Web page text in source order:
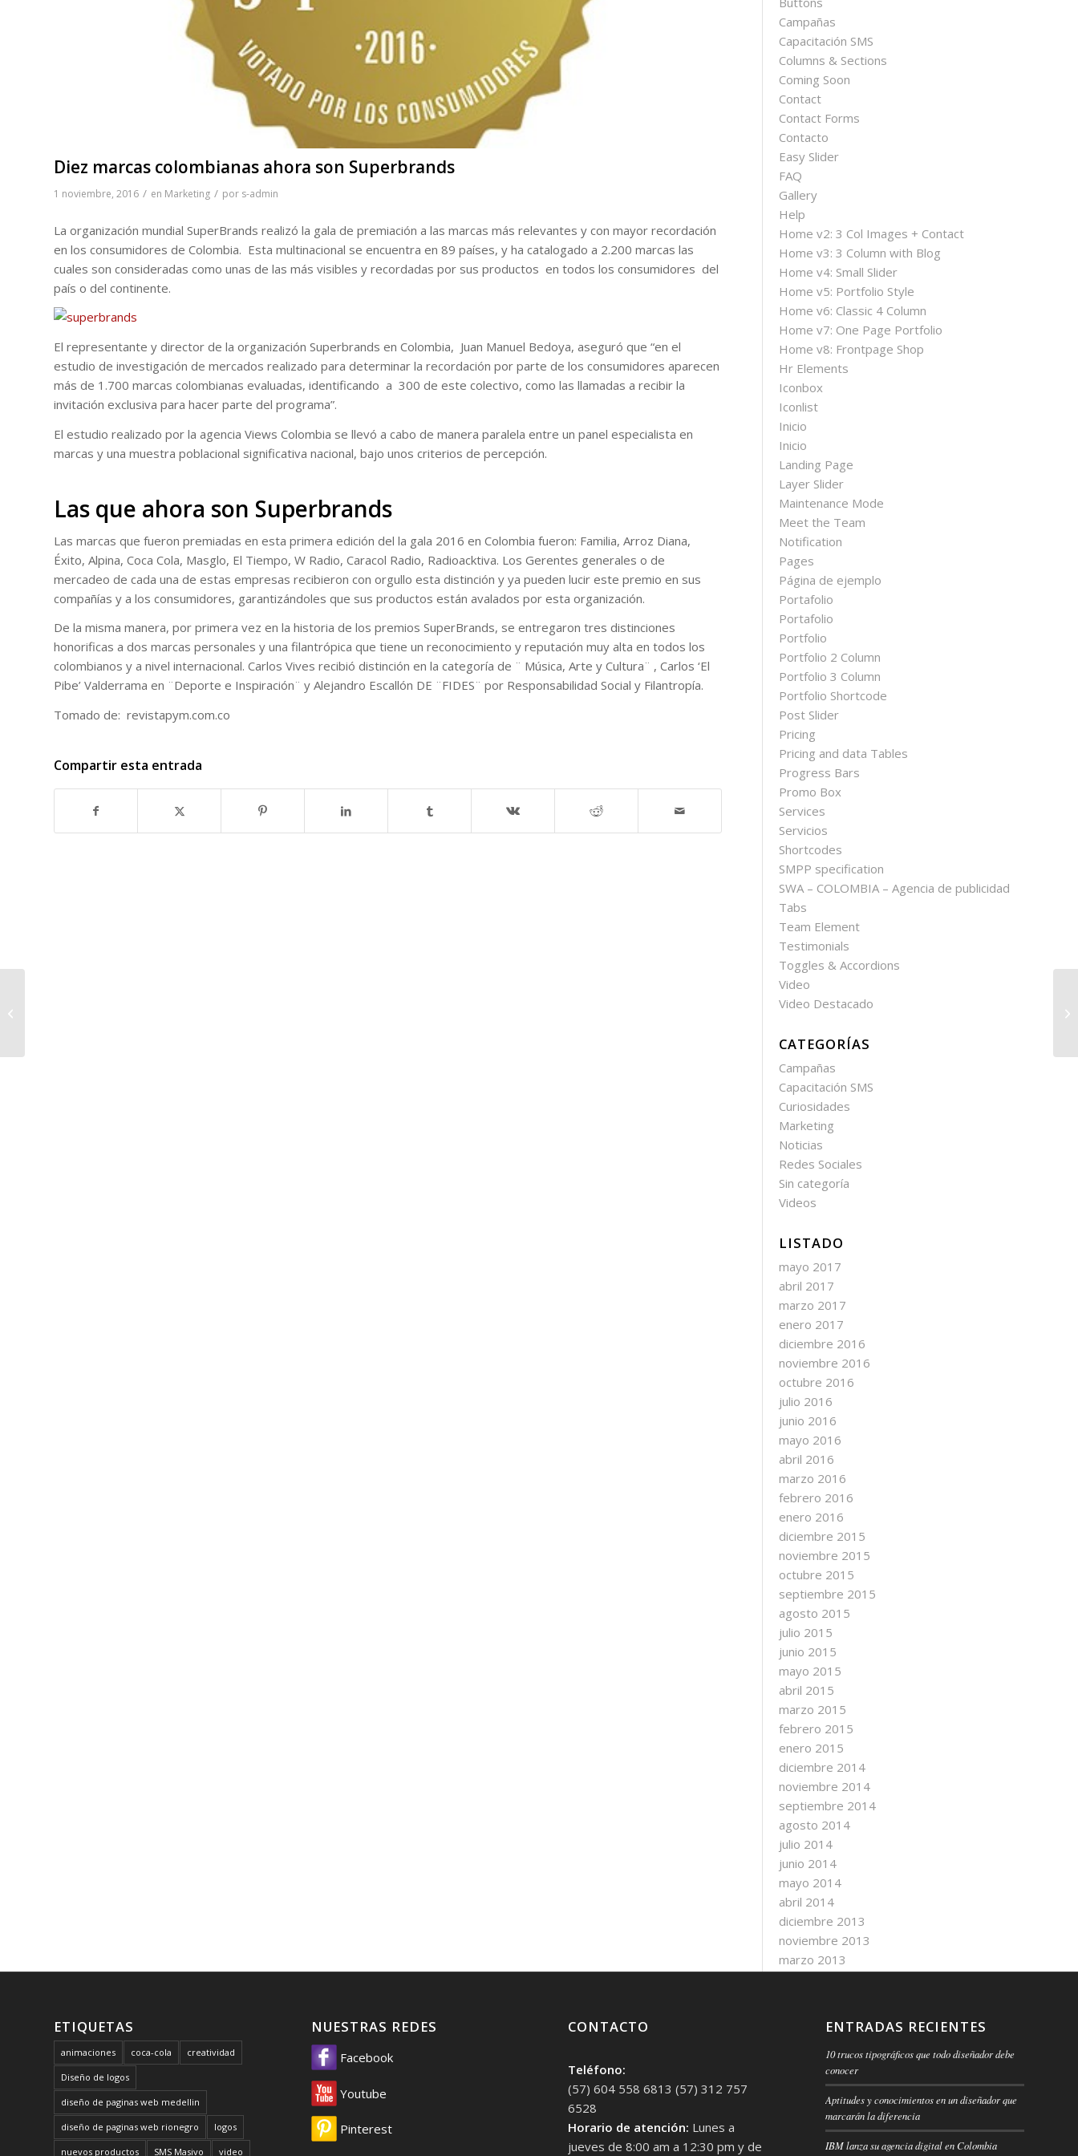
Diez marcas colombianas ahora son Superbrands
1 noviembre, 2016 / en Marketing / por s-admin
La organización mundial SuperBrands realizó la gala de premiación a las marcas más relevantes y con mayor recordación
en los consumidores de Colombia. Esta multinacional se encuentra en 89 países, y ha catalogado a 2.200 marcas las
cuales son consideradas como unas de las más visibles y recordadas por sus productos en todos los consumidores del
país o del continente.
El representante y director de la organización Superbrands en Colombia, Juan Manuel Bedoya, aseguró que “en el
estudio de investigación de mercados realizado para determinar la recordación por parte de los consumidores aparecen
más de 1.700 marcas colombianas evaluadas, identificando a 300 de este colectivo, como las llamadas a recibir la
invitación exclusiva para hacer parte del programa”.
El estudio realizado por la agencia Views Colombia se llevó a cabo de manera paralela entre un panel especialista en
marcas y una muestra poblacional significativa nacional, bajo unos criterios de percepción.
Las que ahora son Superbrands
Las marcas que fueron premiadas en esta primera edición del la gala 2016 en Colombia fueron: Familia, Arroz Diana,
Éxito, Alpina, Coca Cola, Masglo, El Tiempo, W Radio, Caracol Radio, Radioacktiva. Los Gerentes generales o de
mercadeo de cada una de estas empresas recibieron con orgullo esta distinción y ya pueden lucir este premio en sus
compañías y a los consumidores, garantizándoles que sus productos están avalados por esta organización.
De la misma manera, por primera vez en la historia de los premios SuperBrands, se entregaron tres distinciones
honorificas a dos marcas personales y una filantrópica que tiene un reconocimiento y reputación muy alta en todos los
colombianos y a nivel internacional. Carlos Vives recibió distinción en la categoría de ¨ Música, Arte y Cultura¨ , Carlos ‘El
Pibe’ Valderrama en ¨Deporte e Inspiración¨ y Alejandro Escallón DE ¨FIDES¨ por Responsabilidad Social y Filantropía.
Tomado de: revistapym.com.co
Compartir esta entrada
Campañas
Capacitación SMS
Columns & Sections
Coming Soon
Contact
Contact Forms
Contacto
Easy Slider
FAQ
Gallery
Help
Home v2: 3 Col Images + Contact
Home v3: 3 Column with Blog
Home v4: Small Slider
Home v5: Portfolio Style
Home v6: Classic 4 Column
Home v7: One Page Portfolio
Home v8: Frontpage Shop
Hr Elements
Iconbox
Iconlist
Inicio
Inicio
Landing Page
Layer Slider
Maintenance Mode
Meet the Team
Notification
Pages
Página de ejemplo
Portafolio
Portafolio
Portfolio
Portfolio 2 Column
Portfolio 3 Column
Portfolio Shortcode
Post Slider
Pricing
Pricing and data Tables
Progress Bars
Promo Box
Services
Servicios
Shortcodes
SMPP specification
SWA – COLOMBIA – Agencia de publicidad
Tabs
Team Element
Testimonials
Toggles & Accordions
Video
Video Destacado
CATEGORÍAS
Campañas
Capacitación SMS
Curiosidades
Marketing
Noticias
Redes Sociales
Sin categoría
Videos
LISTADO
mayo 2017
abril 2017
marzo 2017
enero 2017
diciembre 2016
noviembre 2016
octubre 2016
julio 2016
junio 2016
mayo 2016
abril 2016
marzo 2016
febrero 2016
enero 2016
diciembre 2015
noviembre 2015
octubre 2015
septiembre 2015
agosto 2015
julio 2015
junio 2015
mayo 2015
abril 2015
marzo 2015
febrero 2015
enero 2015
diciembre 2014
noviembre 2014
septiembre 2014
agosto 2014
julio 2014
junio 2014
mayo 2014
abril 2014
diciembre 2013
noviembre 2013
marzo 2013
ETIQUETAS
animaciones coca-cola creatividad
Diseño de logos
diseño de paginas web medellin
diseño de paginas web rionegro logos
nuevos productos SMS Masivo video
NUESTRAS REDES
Facebook
Youtube
Pinterest
CONTACTO
Teléfono:
(57) 604 558 6813 (57) 312 757
6528
Horario de atención: Lunes a
jueves de 8:00 am a 12:30 pm y de
ENTRADAS RECIENTES
10 trucos tipográficos que todo diseñador debe
conocer
Aptitudes y conocimientos en un diseñador que
marcarán la diferencia
IBM lanza su agencia digital en Colombia